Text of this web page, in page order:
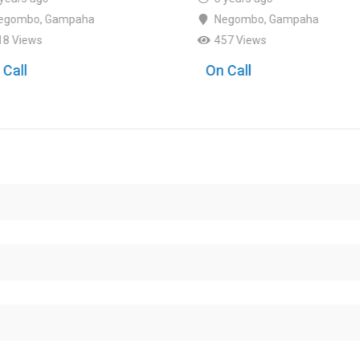
, Gampaha
Views
Negombo, Gampaha
457 Views
On Call